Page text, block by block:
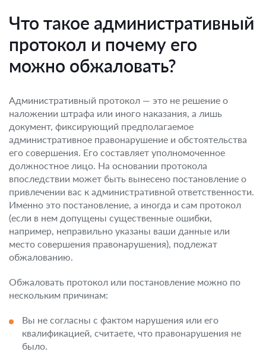
Что такое административный
протокол и почему его
можно обжаловать?
Административный протокол — это не решение о
наложении штрафа или иного наказания, а лишь
документ, фиксирующий предполагаемое
административное правонарушение и обстоятельства
его совершения. Его составляет уполномоченное
должностное лицо. На основании протокола
впоследствии может быть вынесено постановление о
привлечении вас к административной ответственности.
Именно это постановление, а иногда и сам протокол
(если в нем допущены существенные ошибки,
например, неправильно указаны ваши данные или
место совершения правонарушения), подлежат
обжалованию.
Обжаловать протокол или постановление можно по
нескольким причинам:
Вы не согласны с фактом нарушения или его
квалификацией, считаете, что правонарушения не
было.